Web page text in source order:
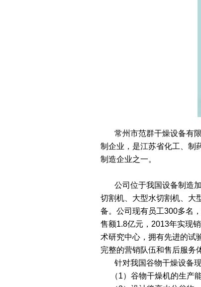
常州市范群干燥设备有限
制企业，是江苏省化工、制
制造企业之一。
公司位于我国设备制造加
切割机、大型水切割机、大
备。公司现有员工300多名
售额1.8亿元，2013年实现
术研究中心，拥有先进的试
完整的营销队伍和售后服务
针对我国谷物干燥设备现
（1）谷物干燥机的生产能